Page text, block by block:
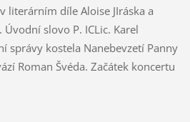
literárním díle Aloise JIráska a
slovo P. ICLic. Karel
správy kostela Nanebevzetí Panny
Roman Švéda. Začátek koncertu